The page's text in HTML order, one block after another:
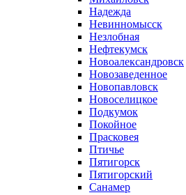
Надежда
Невинномысск
Незлобная
Нефтекумск
Новоалександровск
Новозаведенное
Новопавловск
Новоселицкое
Подкумок
Покойное
Прасковея
Птичье
Пятигорск
Пятигорский
Санамер